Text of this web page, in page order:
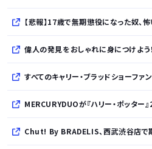
【悲報】17歳で無期懲役になった奴、怖いｗｗｗ
偉人の発見をおしゃれに身につけよう！ ニュートンとガリレオの有名な発見をモチーフ
すべてのキャリー・ブラッドショーファンに贈る、
MERCURYDUOが『ハリー・ポッター』
Chut! By BRADELIS、西武渋谷店で期間限定POP UP